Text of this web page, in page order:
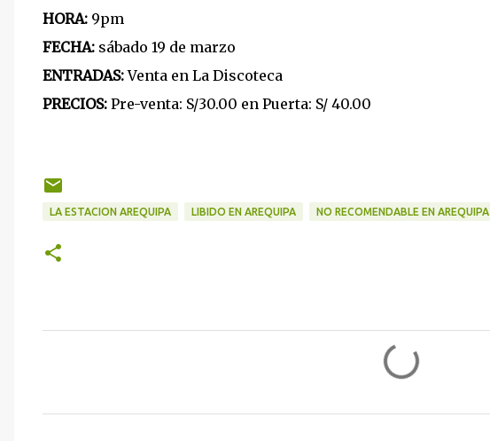
HORA: 9pm
FECHA: sábado 19 de marzo
ENTRADAS:Venta en La Discoteca
PRECIOS: Pre-venta: S/30.00 en Puerta: S/ 40.00
LA ESTACION AREQUIPA LIBIDO EN AREQUIPA NO RECOMENDABLE EN AREQUIPA